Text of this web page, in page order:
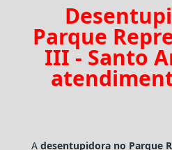
Parque
III - Santo
A desentupidora no Parque